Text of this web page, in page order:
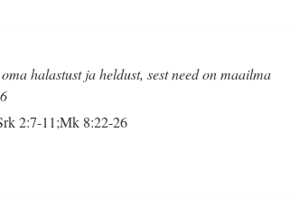
halastust ja heldust, sest need on maailma
2:7-11;Mk 8:22-26